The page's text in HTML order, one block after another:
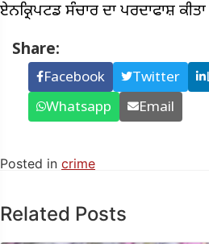
ਏਨਕ੍ਰਿਪਟਡ ਸੰਚਾਰ ਦਾ ਪਰਦਾਫਾਸ਼
Share:
Facebook Twitter
Whatsapp
Email
Posted in crime
Related Posts